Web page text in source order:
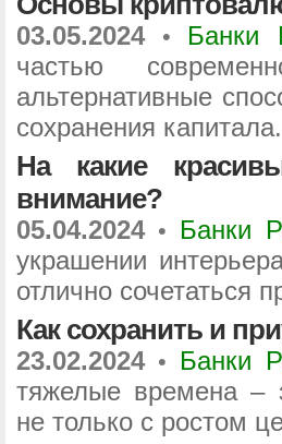
03.05.2024• Банки
частью
альтернативные
сохранения капитала.
На какие
внимание?
05.04.2024• Банки
украшении
отлично сочетаться
Как сохранить и
23.02.2024• Банки
тяжелые времена –
не только с ростом